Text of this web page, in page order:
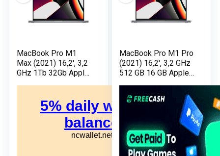
MacBook Pro M1
Max (2021) 16,2′, 3,2
GHz 1Tb 32Gb Apple
Portoghese –
Ricondizionato –
MacBook Pro M1 Pro
(2021) 16,2′, 3,2 GHz
512 GB 16 GB Apple
QWERTY italiano –
Ricondizionato –
Condizioni eccellenti